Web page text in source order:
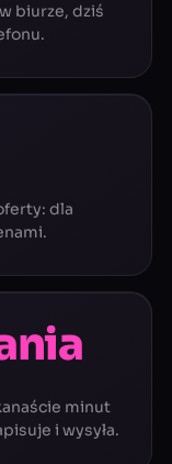
biurze, dziś
dla
minut
i wysyła.